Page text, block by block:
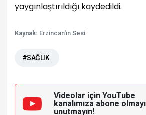
yaygınlaştırıldığı kaydedildi.
Kaynak: Erzincan'ın Sesi
#SAĞLIK
Videolar için YouTube
kanalımıza abone olmayı
unutmayın!